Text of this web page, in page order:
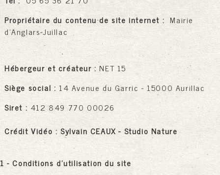
Propriétaire du contenu de site internet : Mairie
d'Anglars-Juillac
Hébergeur et créateur : NET 15
Siège social : 14 Avenue du Garric - 15000 Aurillac
Siret : 412 849 770 00026
Crédit Vidéo : Sylvain CEAUX - Studio Nature
1 - Conditions d'utilisation du site